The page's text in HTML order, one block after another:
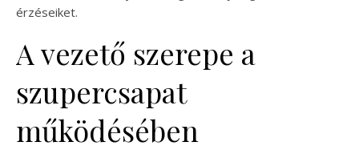
érzéseiket.
A vezető szerepe a
szupercsapat
működésében